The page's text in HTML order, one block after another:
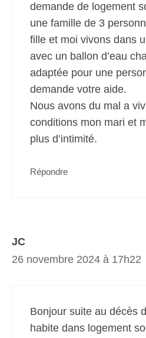
demande de logement
une famille de 3
fille et moi vivons dans
avec un ballon d’eau
adaptée pour une
demande votre aide.
Nous avons du mal a
conditions mon mari et
plus d’intimité.
Répondre
JC
26 novembre 2024 à 17h22
Bonjour suite au décès
habite dans logement